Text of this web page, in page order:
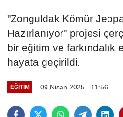
"Zonguldak Kömür
Hazırlanıyor" projesi
bir eğitim ve farkındalık
hayata geçirildi.
EĞITIM 09 Nisan 2025 - 11:56